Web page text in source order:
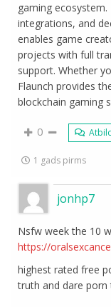
gaming
integrations, and
enables game
projects with full
support. Whether
Flaunch provides
blockchain gaming
0
1 gads pirms
jonhp7
Nsfw week the 10
https://
highest rated free
truth and dare